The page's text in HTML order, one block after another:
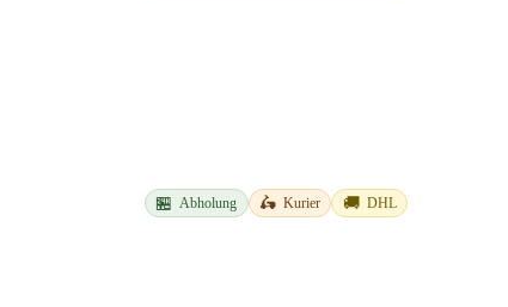
🏪 Abholung 🛵 Kurier 🚚 DHL